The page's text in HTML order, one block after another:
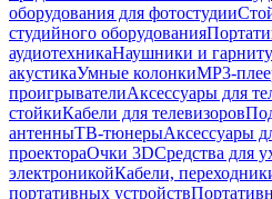
оборудования для фотостудии
студийного оборудования
аудиотехникаНаушники и
акустикаУмные колонкиMP3-
проигрывателиАксессуары для
стойкиКабели для телевизоров
антенныТВ-тюнерыАксессуары
проектораОчки 3DСредства для
электроникойКабели,
портативных устройств